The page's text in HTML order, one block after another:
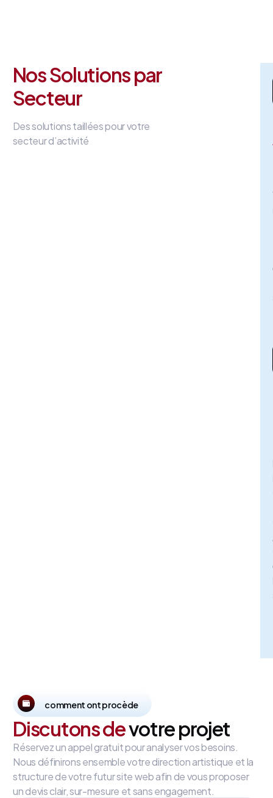
Nos Solutions par
Secteur
Des solutions taillées pour votre
secteur d’activité
comment ont procède
Discutons devotre projet
Réservez un appel gratuit pour analyser vos besoins.
Nous définirons ensemble votre direction artistique et la
structure de votre futur site web afin de vous proposer
un devis clair, sur-mesure et sans engagement.